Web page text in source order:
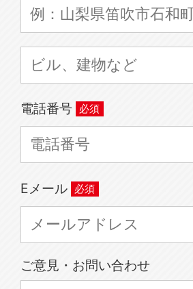
電話番号
Eメール
ご意見・お問い合わせ